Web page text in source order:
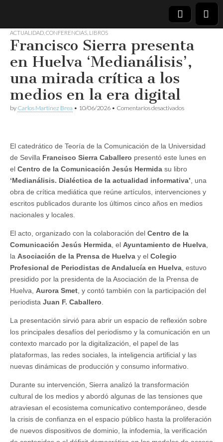
Asociación
de la
Prensa de
ACTUALIDAD CONFERENCIAS LIBROS
Francisco Sierra presenta
en Huelva ‘Medianálisis’,
una mirada crítica a los
medios en la era digital
by Carlos Martinez Brea • 10/06/2026 • Comentarios desactivadosen
Huelva
‘Medianálisis’,
mirada
crítica
los
medios
digital
El catedrático de Teoría de la Comunicación de la Universidad
de Sevilla Francisco Sierra Caballero presentó este lunes en
el Centro de la Comunicación Jesús Hermida su libro
‘Medianálisis. Dialéctica de la actualidad informativa’ , una
obra de crítica mediática que reúne artículos, intervenciones y
escritos publicados durante los últimos cinco años en medios
nacionales y locales.
El acto, organizado con la colaboración del Centro de la
Comunicación Jesús Hermida , el Ayuntamiento de Huelva
la Asociación de la Prensa de Huelva y el Colegio
Profesional de Periodistas de Andalucía en Huelva , estuvo
presidido por la presidenta de la Asociación de la Prensa de
Huelva, Aurora Smet , y contó también con la participación del
periodista Juan F. Caballero
La presentación sirvió para abrir un espacio de reflexión sobre
los principales desafíos del periodismo y la comunicación en un
contexto marcado por la digitalización, el papel de las
plataformas, las redes sociales, la inteligencia artificial y las
nuevas dinámicas de producción y consumo informativo.
Durante su intervención, Sierra analizó la transformación
cultural de los medios y abordó algunas de las tensiones que
atraviesan el ecosistema comunicativo contemporáneo, desde
la crisis de confianza en el espacio público hasta la proliferación
de nuevos dispositivos de dominio, la infodemia, la verificación